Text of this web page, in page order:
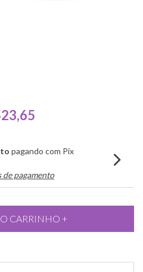
pagando com Pix
de pagamento